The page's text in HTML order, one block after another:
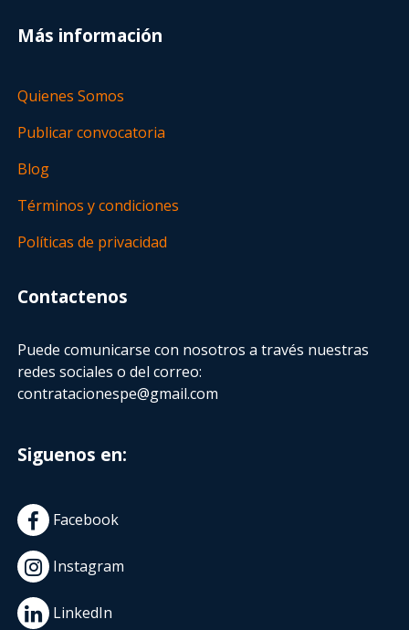
Más información
Quienes Somos
Publicar convocatoria
Blog
Términos y condiciones
Políticas de privacidad
Contactenos
Puede comunicarse con nosotros a través nuestras
redes sociales o del correo:
contratacionespe@gmail.com
Siguenos en:
Facebook
Instagram
LinkedIn